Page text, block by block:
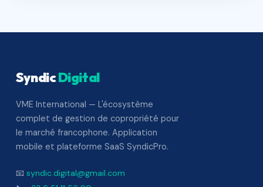
SyndicDigital
VME International — L'écosystème
complet de gestion de copropriété pour
le marché francophone. Application
mobile et plateforme SaaS SyndicPro.
📧 syndic.digital@gmail.com